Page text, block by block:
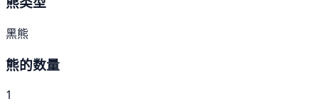
黑熊
熊的数量
1